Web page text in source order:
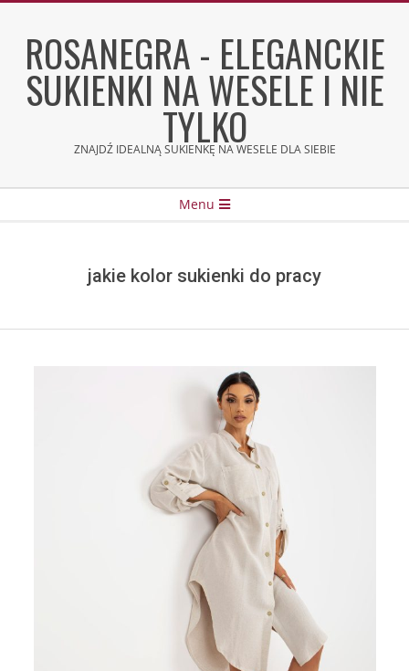
contentROSANEGRA - ELEGANCKIE
SUKIENKI NA WESELE I NIE
TYLKO
ZNAJDŹ IDEALNĄ SUKIENKĘ NA WESELE DLA SIEBIE
Menu
jakie kolor sukienki do pracy